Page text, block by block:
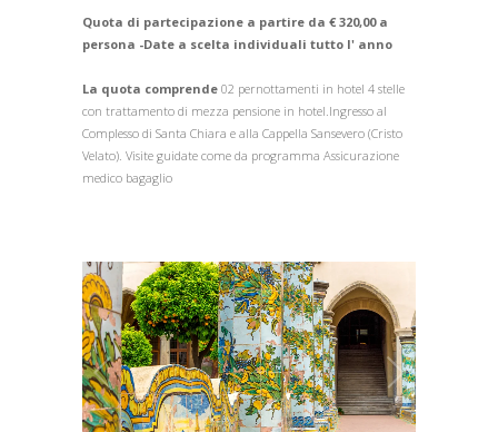
Quota di partecipazione a partire da € 320,00 a
persona -Date a scelta individuali tutto l' anno
La quota comprende 02 pernottamenti in hotel 4 stelle
con trattamento di mezza pensione in hotel.Ingresso al
Complesso di Santa Chiara e alla Cappella Sansevero (Cristo
Velato). Visite guidate come da programma Assicurazione
medico bagaglio